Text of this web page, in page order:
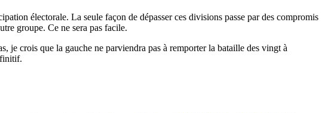
électorale. La seule façon de dépasser ces divisions passe par des compromis
groupe. Ce ne sera pas facile.
je crois que la gauche ne parviendra pas à remporter la bataille des vingt à